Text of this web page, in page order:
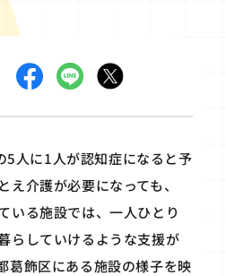
人に1人が認知症になると予
介護が必要になっても、
いる施設では、一人ひとり
らしていけるような支援が
葛飾区にある施設の様子を映